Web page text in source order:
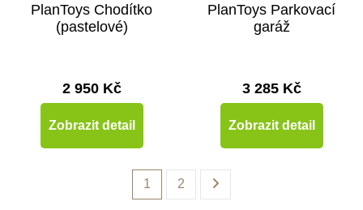
PlanToys Chodítko
(pastelové)
2 950 Kč
Zobrazit detail
PlanToys Parkovací
garáž
3 285 Kč
Zobrazit detail
1 2